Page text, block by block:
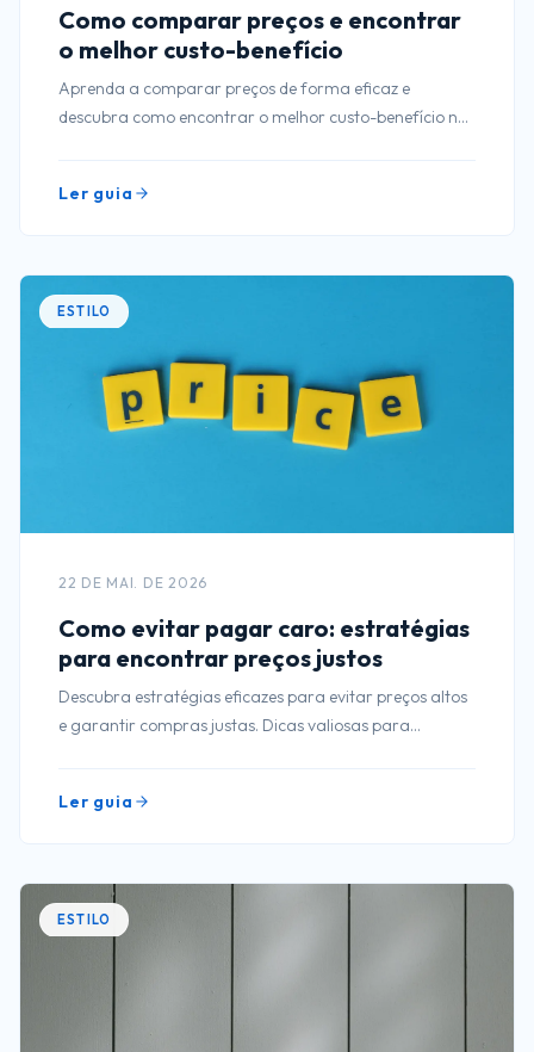
Como comparar preços e encontrar
o melhor custo-benefício
Aprenda a comparar preços de forma eficaz e
descubra como encontrar o melhor custo-benefício nas
Ler guia
ESTILO
22 DE MAI. DE 2026
Como evitar pagar caro: estratégias
para encontrar preços justos
Descubra estratégias eficazes para evitar preços altos
e garantir compras justas. Dicas valiosas para
Ler guia
ESTILO